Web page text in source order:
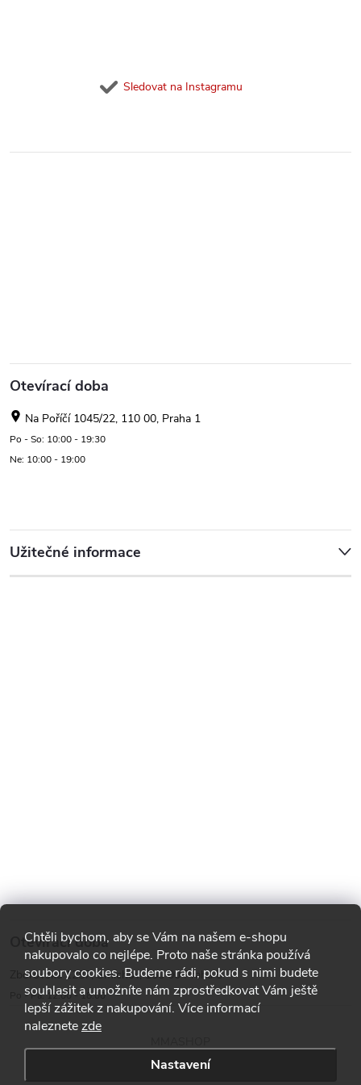
Chtěli bychom, aby se Vám na našem e-shopu
nakupovalo co nejlépe. Proto naše stránka používá
soubory cookies. Budeme rádi, pokud s nimi budete
souhlasit a umožníte nám zprostředkovat Vám ještě
lepší zážitek z nakupování. Více informací
naleznetezde
Nastavení
Sledovat na Instagramu
Otevírací doba
Na Poříčí 1045/22, 110 00, Praha 1
Po - So: 10:00 - 19:30
Ne: 10:00 - 19:00
Užitečné informace
Otevírací doba
Zborovská 1287, Smíchov, 150 00 Praha 5
Po - Pá: 12:00 - 18:00